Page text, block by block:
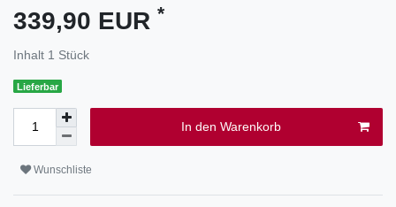
339,90 EUR *
Inhalt 1 Stück
Lieferbar
In den Warenkorb
Wunschliste